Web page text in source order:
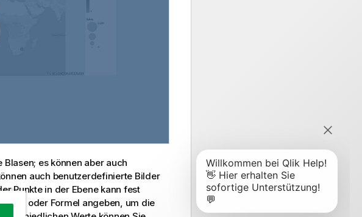
es können aber auch
auch benutzerdefinierte Bilder
Punkte in der Ebene kann fest
oder Formel angeben, um die